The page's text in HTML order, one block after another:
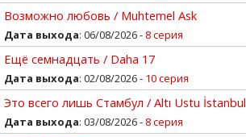
Возможно любовь / Muhtemel Ask
Дата выхода: 06/08/2026 - 8 серия
Ещё семнадцать / Daha 17
Дата выхода: 02/08/2026 - 10 серия
Это всего лишь Стамбул / Altı Ustu İstanbul
Дата выхода: 03/08/2026 - 8 серия